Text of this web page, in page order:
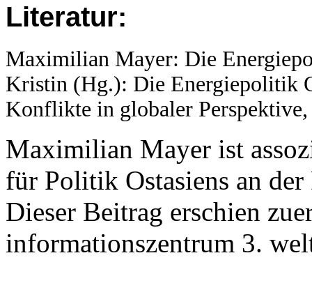
Literatur:
Maximilian Mayer: Die
Kristin (Hg.): Die Energiepolitik
Konflikte in globaler Perspektive,
Maximilian Mayer ist
für Politik Ostasiens an
Dieser Beitrag erschien
informationszentrum 3.